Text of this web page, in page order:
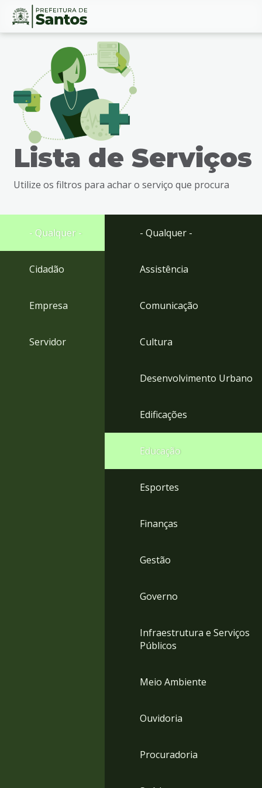
Ir
busca
Ir
rodapé
Conteúdo
Lista de Serviços
Utilize os filtros para achar o serviço que procura
- Qualquer -
Cidadão
Empresa
Servidor
- Qualquer -
Assistência
Comunicação
Cultura
Desenvolvimento Urbano
Edificações
Educação
Esportes
Finanças
Gestão
Governo
Infraestrutura e Serviços
Públicos
Meio Ambiente
Ouvidoria
Procuradoria